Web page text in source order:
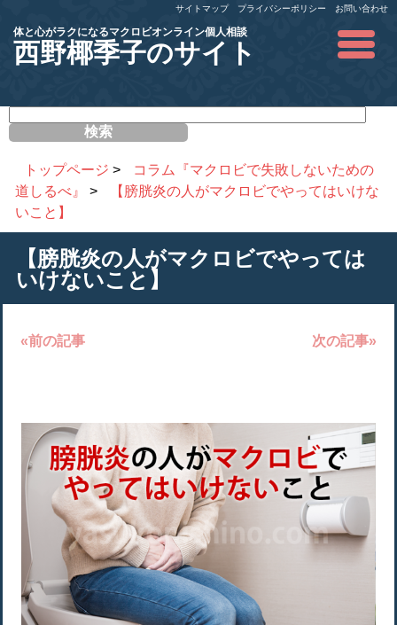
サイトマップ プライバシーポリシー お問い合わせ
体と心がラクになるマクロビオンライン個人相談
西野椰季子のサイト
イ
ト
索
トップページ >
コラム『マクロビで失敗しないための
道しるべ』
>
【膀胱炎の人がマクロビでやってはいけな
いこと】
【膀胱炎の人がマクロビでやっては
いけないこと】
«前の記事 次の記事»